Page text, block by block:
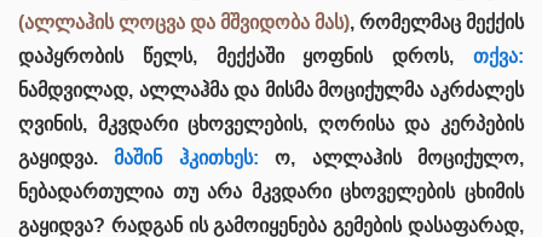
(ალლაჰის ლოცვა და მშვიდობა მას), რომელმაც მექქის
დაპყრობის წელს, მექქაში ყოფნის დროს, თქვა:
ნამდვილად, ალლაჰმა და მისმა მოციქულმა აკრძალეს
ღვინის, მკვდარი ცხოველების, ღორისა და კერპების
გაყიდვა. მაშინ ჰკითხეს: ო, ალლაჰის მოციქულო,
ნებადართულია თუ არა მკვდარი ცხოველების ცხიმის
გაყიდვა? რადგან ის გამოიყენება გემების დასაფარად,